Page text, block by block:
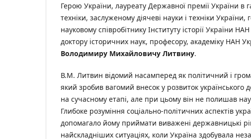
Герою України, лауреату Державної премії України в
техніки, заслуженому діячеві науки і техніки України,
науковому співробітнику Інституту історії України
доктору історичних наук, професору, академіку НАН
Володимиру Михайловичу Литвину.
В.М. Литвин відомий насамперед як політичний і
який зробив вагомий внесок у розвиток українського
на сучасному етапі, але при цьому він не полишав
Глибоке розуміння соціально-політичних аспектів
допомагало йому приймати виважені державницькі
найскладніших ситуаціях, коли Україна здобувала